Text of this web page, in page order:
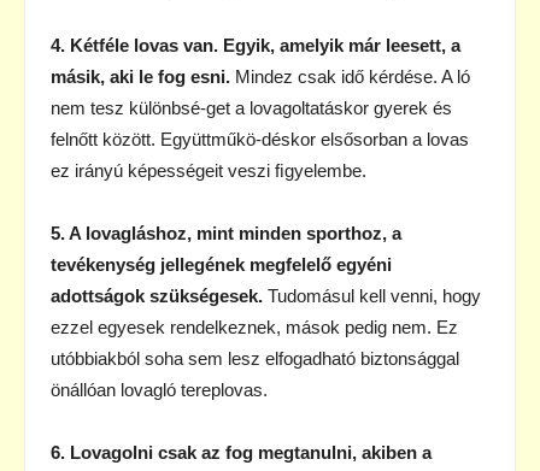
4. Kétféle lovas van. Egyik, amelyik már leesett, a
másik, aki le fog esni. Mindez csak idő kérdése. A ló
nem tesz különbsé-get a lovagoltatáskor gyerek és
felnőtt között. Együttműkö-déskor elsősorban a lovas
ez irányú képességeit veszi ﬁgyelembe.
5. A lovagláshoz, mint minden sporthoz, a
tevékenység jellegének megfelelő egyéni
adottságok szükségesek. Tudomásul kell venni, hogy
ezzel egyesek rendelkeznek, mások pedig nem. Ez
utóbbiakból soha sem lesz elfogadható biztonsággal
önállóan lovagló tereplovas.
6. Lovagolni csak az fog megtanulni, akiben a